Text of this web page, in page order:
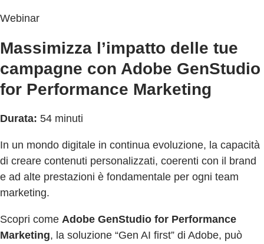
Webinar
Massimizza l’impatto delle tue
campagne con Adobe GenStudio
for Performance Marketing
Durata: 54 minuti
In un mondo digitale in continua evoluzione, la capacità
di creare contenuti personalizzati, coerenti con il brand
e ad alte prestazioni è fondamentale per ogni team
marketing.
Scopri come Adobe GenStudio for Performance
Marketing, la soluzione “Gen AI first” di Adobe, può